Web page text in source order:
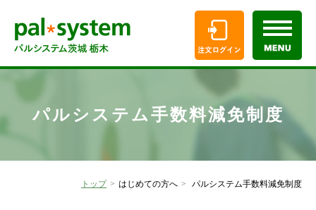
パルシステム手数料減免制度
トップ はじめての方へ パルシステム手数料減免制度